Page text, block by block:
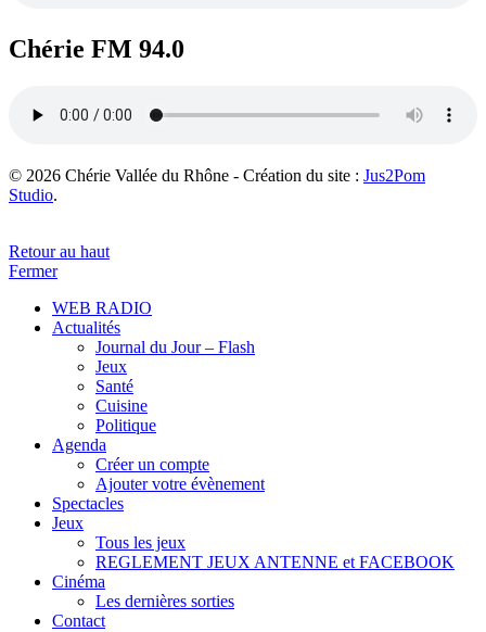
Chérie FM 94.0
© 2026 Chérie Vallée du Rhône - Création du site : Jus2Pom
Studio.
Retour au haut
Fermer
WEB RADIO
Actualités
Journal du Jour – Flash
Jeux
Santé
Cuisine
Politique
Agenda
Créer un compte
Ajouter votre évènement
Spectacles
Jeux
Tous les jeux
REGLEMENT JEUX ANTENNE et FACEBOOK
Cinéma
Les dernières sorties
Contact